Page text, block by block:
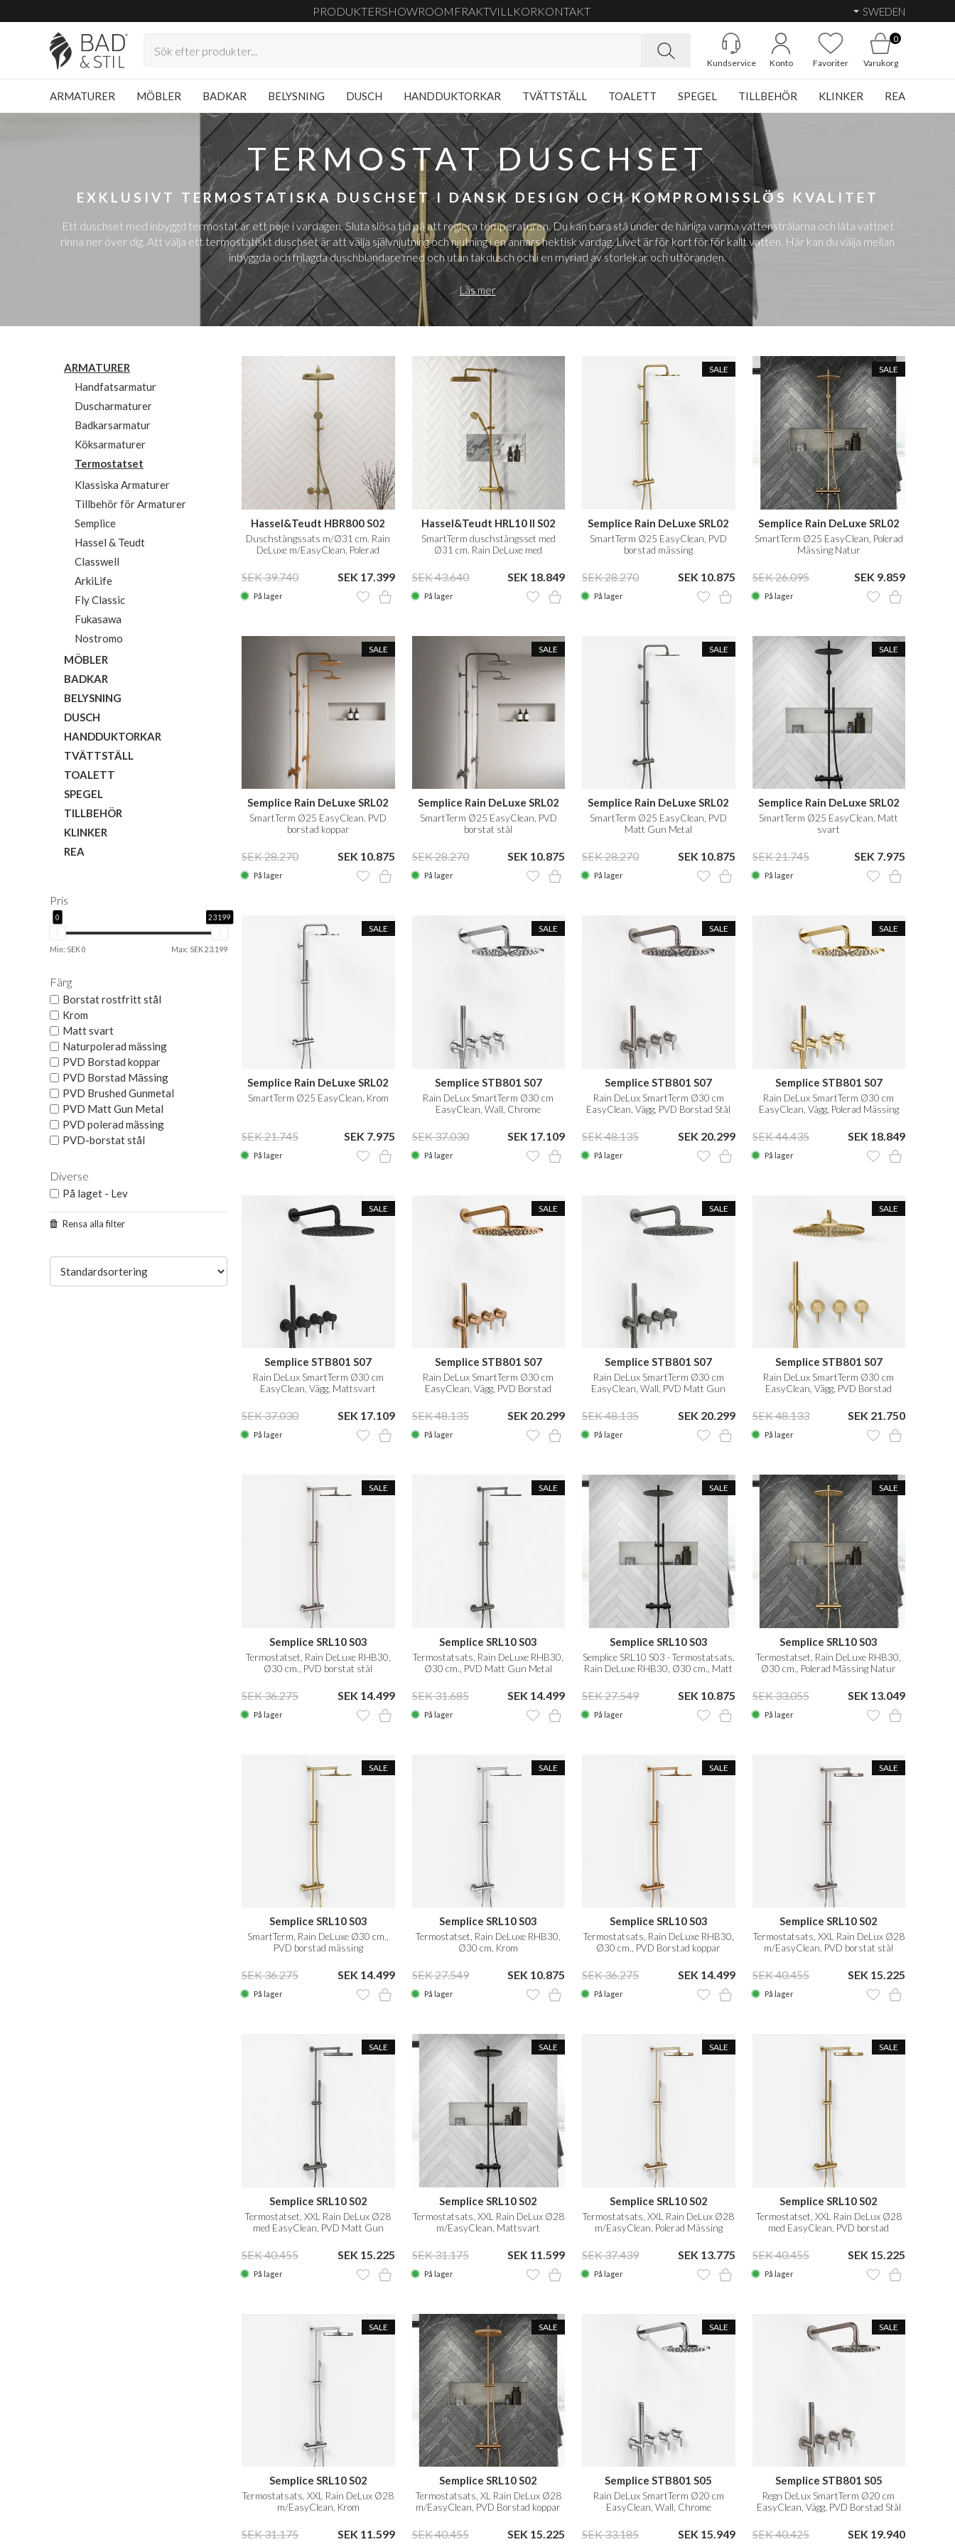
PRODUKTERSHOWROOM FRAKTVILLKORKONTAKT SWEDEN
Kundservice Konto Favoriter
0
Varukorg
ARMATURER MÖBLER BADKAR BELYSNING DUSCH HANDDUKTORKAR TVÄTTSTÄLL TOALETT SPEGEL TILLBEHÖR KLINKER REA
TERMOSTAT DUSCHSET
EXKLUSIVT TERMOSTATISKA DUSCHSET I DANSK DESIGN OCH KOMPROMISSLÖS KVALITET
Ett duschset med inbyggd termostat är ett nöje i vardagen. Sluta slösa tid på att reglera temperaturen. Du kan bara stå under de härliga varma vattenstrålarna och låta vattnet
rinna ner över dig. Att välja ett termostatiskt duschset är att välja självnjutning och njutning i en annars hektisk vardag. Livet är för kort för för kallt vatten. Här kan du välja mellan
inbyggda och frilagda duschblandare med och utan takdusch och i en myriad av storlekar och utföranden.
Läs mer
ARMATURER
Handfatsarmatur
Duscharmaturer
Badkarsarmatur
Köksarmaturer
Termostatset
Klassiska Armaturer
Tillbehör för Armaturer
Semplice
Hassel & Teudt
Classwell
ArkiLife
Fly Classic
Fukasawa
Nostromo
MÖBLER
BADKAR
BELYSNING
DUSCH
HANDDUKTORKAR
TVÄTTSTÄLL
TOALETT
SPEGEL
TILLBEHÖR
KLINKER
REA
Pris
0 23199
Min: SEK 0 Max: SEK 23.199
Färg
Borstat rostfritt stål
Krom
Matt svart
Naturpolerad mässing
PVD Borstad koppar
PVD Borstad Mässing
PVD Brushed Gunmetal
PVD Matt Gun Metal
PVD polerad mässing
PVD-borstat stål
Diverse
På laget - Lev
Rensa alla filter
Hassel&Teudt HBR800 S02
Duschstångssats m/Ø31 cm. Rain
DeLuxe m/EasyClean, Polerad
SEK 39.740 SEK 17.399
På lager
Hassel&Teudt HRL10 II S02
SmartTerm duschstångsset med
Ø31 cm. Rain DeLuxe med
SEK 43.640 SEK 18.849
På lager
SALE
Semplice Rain DeLuxe SRL02
SmartTerm Ø25 EasyClean, PVD
borstad mässing
SEK 28.270 SEK 10.875
På lager
SALE
Semplice Rain DeLuxe SRL02
SmartTerm Ø25 EasyClean, Polerad
Mässing Natur
SEK 26.095 SEK 9.859
På lager
SALE
Semplice Rain DeLuxe SRL02
SmartTerm Ø25 EasyClean, PVD
borstad koppar
SEK 28.270 SEK 10.875
På lager
SALE
Semplice Rain DeLuxe SRL02
SmartTerm Ø25 EasyClean, PVD
borstat stål
SEK 28.270 SEK 10.875
På lager
SALE
Semplice Rain DeLuxe SRL02
SmartTerm Ø25 EasyClean, PVD
Matt Gun Metal
SEK 28.270 SEK 10.875
På lager
SALE
Semplice Rain DeLuxe SRL02
SmartTerm Ø25 EasyClean, Matt
svart
SEK 21.745 SEK 7.975
På lager
SALE
Semplice Rain DeLuxe SRL02
SmartTerm Ø25 EasyClean, Krom
SEK 21.745 SEK 7.975
På lager
SALE
Semplice STB801 S07
Rain DeLux SmartTerm Ø30 cm
EasyClean, Wall, Chrome
SEK 37.030 SEK 17.109
På lager
SALE
Semplice STB801 S07
Rain DeLux SmartTerm Ø30 cm
EasyClean, Vägg, PVD Borstad Stål
SEK 48.135 SEK 20.299
På lager
SALE
Semplice STB801 S07
Rain DeLux SmartTerm Ø30 cm
EasyClean, Vägg, Polerad Mässing
SEK 44.435 SEK 18.849
På lager
SALE
Semplice STB801 S07
Rain DeLux SmartTerm Ø30 cm
EasyClean, Vägg, Mattsvart
SEK 37.030 SEK 17.109
På lager
SALE
Semplice STB801 S07
Rain DeLux SmartTerm Ø30 cm
EasyClean, Vägg, PVD Borstad
SEK 48.135 SEK 20.299
På lager
SALE
Semplice STB801 S07
Rain DeLux SmartTerm Ø30 cm
EasyClean, Wall, PVD Matt Gun
SEK 48.135 SEK 20.299
På lager
SALE
Semplice STB801 S07
Rain DeLux SmartTerm Ø30 cm
EasyClean, Vägg, PVD Borstad
SEK 48.133 SEK 21.750
På lager
SALE
Semplice SRL10 S03
Termostatset, Rain DeLuxe RHB30,
Ø30 cm., PVD borstat stål
SEK 36.275 SEK 14.499
På lager
SALE
Semplice SRL10 S03
Termostatsats, Rain DeLuxe RHB30,
Ø30 cm., PVD Matt Gun Metal
SEK 31.685 SEK 14.499
På lager
SALE
Semplice SRL10 S03
Semplice SRL10 S03 - Termostatsats,
Rain DeLuxe RHB30, Ø30 cm., Matt
SEK 27.549 SEK 10.875
På lager
SALE
Semplice SRL10 S03
Termostatset, Rain DeLuxe RHB30,
Ø30 cm., Polerad Mässing Natur
SEK 33.055 SEK 13.049
På lager
SALE
Semplice SRL10 S03
SmartTerm, Rain DeLuxe Ø30 cm.,
PVD borstad mässing
SEK 36.275 SEK 14.499
På lager
SALE
Semplice SRL10 S03
Termostatset, Rain DeLuxe RHB30,
Ø30 cm, Krom
SEK 27.549 SEK 10.875
På lager
SALE
Semplice SRL10 S03
Termostatsats, Rain DeLuxe RHB30,
Ø30 cm., PVD Borstad koppar
SEK 36.275 SEK 14.499
På lager
SALE
Semplice SRL10 S02
Termostatsats, XXL Rain DeLux Ø28
m/EasyClean, PVD borstat stål
SEK 40.455 SEK 15.225
På lager
SALE
Semplice SRL10 S02
Termostatset, XXL Rain DeLux Ø28
med EasyClean, PVD Matt Gun
SEK 40.455 SEK 15.225
På lager
SALE
Semplice SRL10 S02
Termostatsats, XXL Rain DeLux Ø28
m/EasyClean, Mattsvart
SEK 31.175 SEK 11.599
På lager
SALE
Semplice SRL10 S02
Termostatsats, XXL Rain DeLux Ø28
m/EasyClean, Polerad Mässing
SEK 37.439 SEK 13.775
På lager
SALE
Semplice SRL10 S02
Termostatset, XXL Rain DeLux Ø28
med EasyClean, PVD borstad
SEK 40.455 SEK 15.225
På lager
SALE
Semplice SRL10 S02
Termostatsats, XXL Rain DeLux Ø28
m/EasyClean, Krom
SEK 31.175 SEK 11.599
SALE
Semplice SRL10 S02
Termostatsats, XL Rain DeLux Ø28
m/EasyClean, PVD Borstad koppar
SEK 40.455 SEK 15.225
SALE
Semplice STB801 S05
Rain DeLux SmartTerm Ø20 cm
EasyClean, Wall, Chrome
SEK 33.185 SEK 15.949
SALE
Semplice STB801 S05
Regn DeLux SmartTerm Ø20 cm
EasyClean, Vägg, PVD Borstad Stål
SEK 40.425 SEK 19.940